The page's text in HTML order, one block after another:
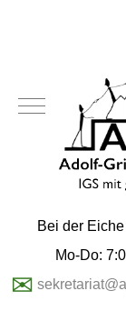
Mobile Menu
Bei der
Mo-Do:
✉